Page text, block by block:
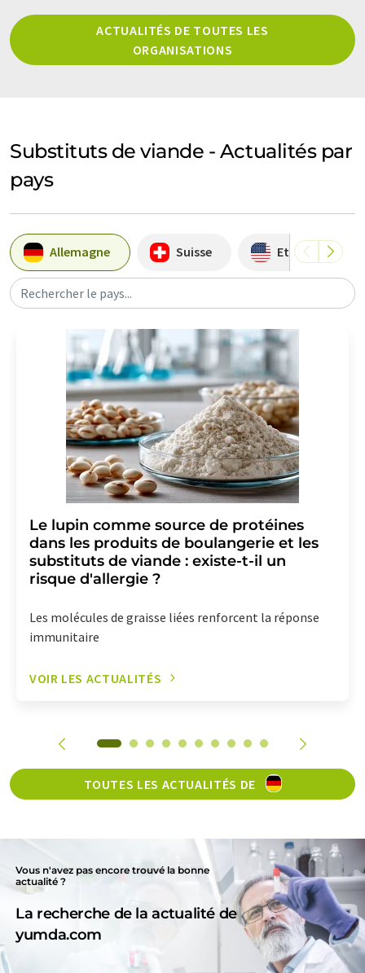
ACTUALITÉS DE TOUTES LES
ORGANISATIONS
Substituts de viande - Actualités par
pays
Allemagne Suisse Etats-Unis
Rechercher le pays...
Le lupin comme source de protéines
dans les produits de boulangerie et les
substituts de viande : existe-t-il un
risque d'allergie ?
Les molécules de graisse liées renforcent la réponse
immunitaire
VOIR LES ACTUALITÉS
TOUTES LES ACTUALITÉS DE
Vous n'avez pas encore trouvé la bonne
actualité ?
La recherche de la actualité de
yumda.com